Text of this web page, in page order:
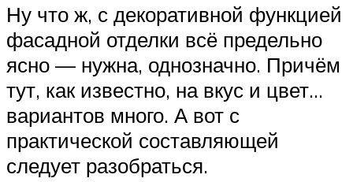
Ну что ж, с декоративной функцией
фасадной отделки всё предельно
ясно — нужна, однозначно. Причём
тут, как известно, на вкус и цвет…
вариантов много. А вот с
практической составляющей
следует разобраться.